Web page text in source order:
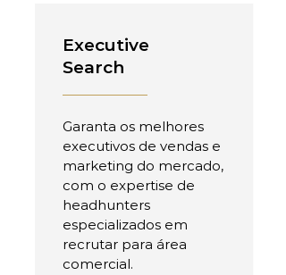
Executive
Search
Garanta os melhores
executivos de vendas e
marketing do mercado,
com o expertise de
headhunters
especializados em
recrutar para área
comercial.